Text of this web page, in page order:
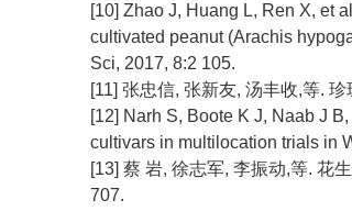
[10] Zhao J, Huang L, Ren X, et
cultivated peanut (Arachis
Sci, 2017, 8:2 105.
[11] 张忠信, 张新友, 汤丰收,等.
[12] Narh S, Boote K J, Naab J
cultivars in multilocation trials in
[13] 蔡 岩, 徐志军, 李振动,等. 花
707.